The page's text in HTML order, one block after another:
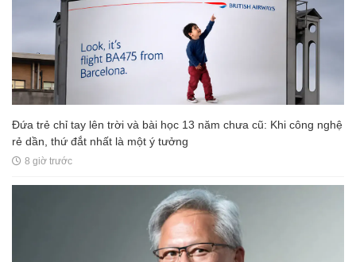
Đứa trẻ chỉ tay lên trời và bài học 13 năm chưa cũ: Khi công nghệ
rẻ dần, thứ đắt nhất là một ý tưởng
8 giờ trước